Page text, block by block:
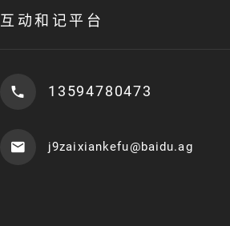
互动和记平台
13594780473
j9zaixiankefu@baidu.ag